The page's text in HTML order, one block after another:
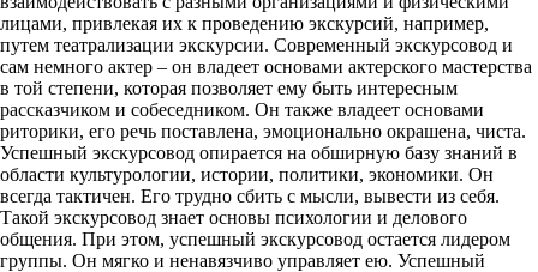
лицами, привлекая их к проведению экскурсий, например,
путем театрализации экскурсии. Современный экскурсовод и
сам немного актер – он владеет основами актерского мастерства
в той степени, которая позволяет ему быть интересным
рассказчиком и собеседником. Он также владеет основами
риторики, его речь поставлена, эмоционально окрашена, чиста.
Успешный экскурсовод опирается на обширную базу знаний в
области культурологии, истории, политики, экономики. Он
всегда тактичен. Его трудно сбить с мысли, вывести из себя.
Такой экскурсовод знает основы психологии и делового
общения. При этом, успешный экскурсовод остается лидером
группы. Он мягко и ненавязчиво управляет ею. Успешный